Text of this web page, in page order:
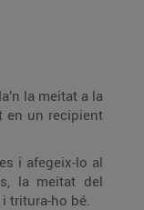
la meitat a la
en un recipient
i afegeix-lo al
la meitat del
tritura-ho bé.